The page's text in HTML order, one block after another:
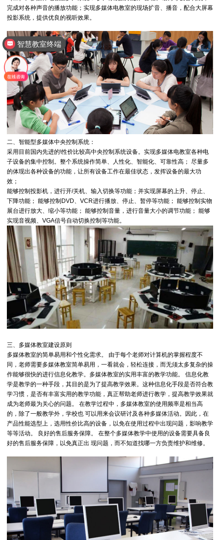
完成对各种声音的播放功能；实现多媒体电教室的现场扩音、播音，配合大屏幕
投影系统，提供优良的视听效果。
二、智能型多媒体中央控制系统：
采用目前国内先进的\性价比较高中央控制系统设备。实现多媒体电教室各种电
子设备的集中控制。整个系统操作简单、人性化、智能化、可靠性高； 尽量多
的体现出各种设备的功能，让所有设备工作在最佳状态，发挥设备的最大功
效；
能够控制投影机，进行开/关机、输入切换等功能；并实现屏幕的上升、停止、
下降功能； 能够控制DVD、VCR进行播放、停止、暂停等功能； 能够控制实物
展台进行放大、缩小等功能； 能够控制音量，进行音量大小的调节功能； 能够
实现音视频、VGA信号自动切换控制等功能。
三、多媒体教室建设原则
多媒体教室的简单易用和个性化需求。 由于每个老师对计算机的掌握程度不
同，老师需要多媒体教室简单易用，一看就会，轻松连接，而无须太多复杂的操
作能够很快的进行信息化教学。多媒体教室的实用丰富的教学功能。 信息化教
学是教学的一种手段，其目的是为了提高教学效果。这种信息化手段是否符合教
学习惯，是否有丰富实用的教学功能，真正帮助老师进行教学，提高教学效果就
成为老师最为关心的问题。 在教学过程中，多媒体教室的使用频率是相当高
的，除了一般教学外，学校也 可以用来会议研讨及各种多媒体活动。因此，在
产品性能选型上，选用性价比高的设备，以免在使用过程中出现问题，影响教学
等等活动。 良好的售后服务保障。 在整个多媒体教学中使用的设备需要具备良
好的售后服务保障，以免真正出 现问题，而不知道找哪一方负责维护和维修。
智慧教室
智慧教室终端